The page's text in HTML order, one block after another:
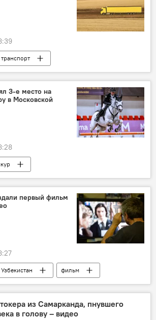
транспорт
3-е место на
в Московской
первый фильм
Узбекистан
фильм
из Самарканда, пнувшего
в голову – видео